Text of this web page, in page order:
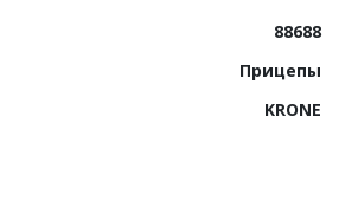
88688
Прицепы
KRONE